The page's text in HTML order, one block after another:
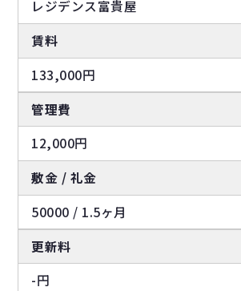
レジデンス富貴屋
賃料
133,000円
管理費
12,000円
敷金 / 礼金
50000 / 1.5ヶ月
更新料
-円